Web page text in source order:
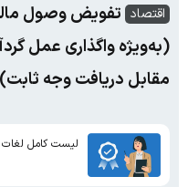
اقتصاد تفویض وصول
(به‌ویژه واگذاری عمل
مقابل دریافت وجه ثابت)
لیست کامل